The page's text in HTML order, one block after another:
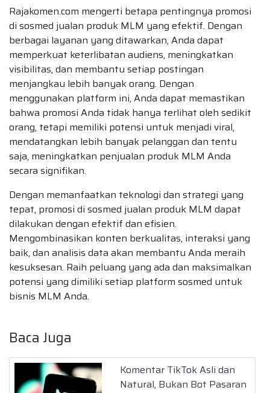
Rajakomen.com mengerti betapa pentingnya promosi
di sosmed jualan produk MLM yang efektif. Dengan
berbagai layanan yang ditawarkan, Anda dapat
memperkuat keterlibatan audiens, meningkatkan
visibilitas, dan membantu setiap postingan
menjangkau lebih banyak orang. Dengan
menggunakan platform ini, Anda dapat memastikan
bahwa promosi Anda tidak hanya terlihat oleh sedikit
orang, tetapi memiliki potensi untuk menjadi viral,
mendatangkan lebih banyak pelanggan dan tentu
saja, meningkatkan penjualan produk MLM Anda
secara signifikan.
Dengan memanfaatkan teknologi dan strategi yang
tepat, promosi di sosmed jualan produk MLM dapat
dilakukan dengan efektif dan efisien.
Mengombinasikan konten berkualitas, interaksi yang
baik, dan analisis data akan membantu Anda meraih
kesuksesan. Raih peluang yang ada dan maksimalkan
potensi yang dimiliki setiap platform sosmed untuk
bisnis MLM Anda.
Baca Juga
Komentar TikTok Asli dan
Natural, Bukan Bot Pasaran